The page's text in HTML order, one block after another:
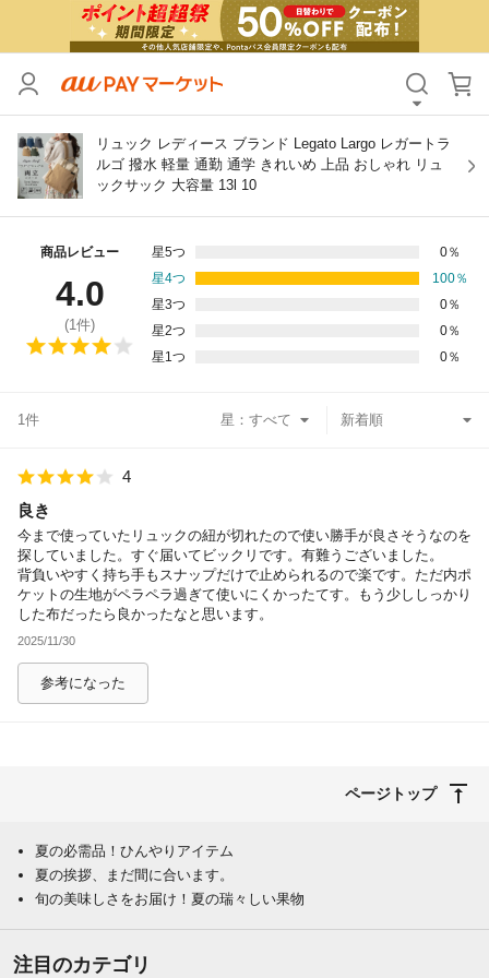
リュック レディース ブランド Legato Largo レガートラ
ルゴ 撥水 軽量 通勤 通学 きれいめ 上品 おしゃれ リュ
ックサック 大容量 13l 10
商品レビュー
4.0
(1件)
星5つ 0％
星4つ
100％
星3つ
0％
星2つ
0％
星1つ
0％
1件 星：
4
良き
今まで使っていたリュックの紐が切れたので使い勝手が良さそうなのを
探していました。すぐ届いてビックリです。有難うございました。
背負いやすく持ち手もスナップだけで止められるので楽です。ただ内ポ
ケットの生地がペラペラ過ぎて使いにくかったてす。もう少ししっかり
した布だったら良かったなと思います。
2025/11/30
参考になった
ページトップ
夏の必需品！ひんやりアイテム
夏の挨拶、まだ間に合います。
旬の美味しさをお届け！夏の瑞々しい果物
注目のカテゴリ
カテゴリ すべて
価格 すべて
支払い方法
その他の条件
送料無料
Pontaパス特典対象すべて
除外ワード